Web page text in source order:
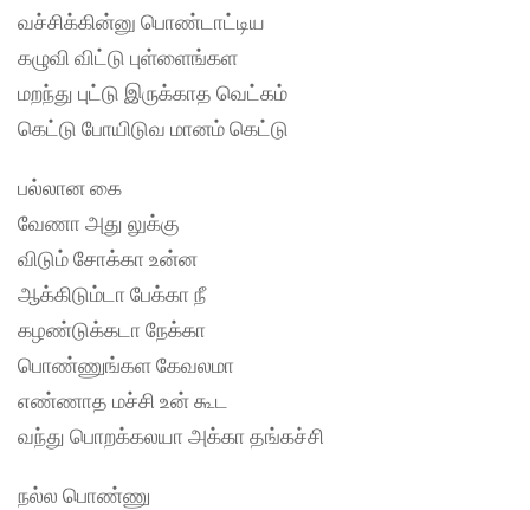
வச்சிக்கின்னு பொண்டாட்டிய
கழுவி விட்டு புள்ளைங்கள
மறந்து புட்டு இருக்காத வெட்கம்
கெட்டு போயிடுவ மானம் கெட்டு
பல்லான கை
வேணா அது லுக்கு
விடும் சோக்கா உன்ன
ஆக்கிடும்டா பேக்கா நீ
கழண்டுக்கடா நேக்கா
பொண்ணுங்கள கேவலமா
எண்ணாத மச்சி உன் கூட
வந்து பொறக்கலயா அக்கா தங்கச்சி
நல்ல பொண்ணு